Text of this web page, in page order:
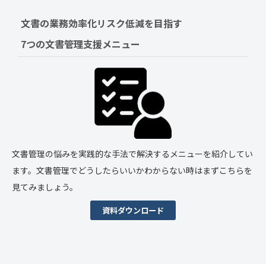
文書の業務効率化リスク低減を目指す
7つの文書管理支援メニュー
文書管理の悩みを実践的な手法で解決するメニューを紹介してい
ます。文書管理でどうしたらいいかわからない時はまずこちらを
見てみましょう。
資料ダウンロード